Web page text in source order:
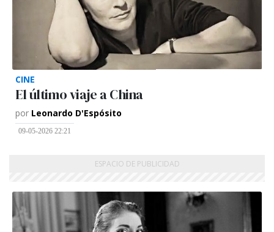
CINE
El último viaje a China
por Leonardo D'Espósito
09-05-2026 22:21